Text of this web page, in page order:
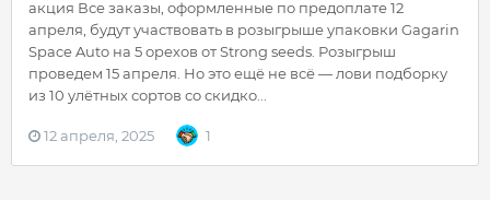
акция Все заказы, оформленные по предоплате 12
апреля, будут участвовать в розыгрыше упаковки Gagarin
Space Auto на 5 орехов от Strong seeds. Розыгрыш
проведем 15 апреля. Но это ещё не всё — лови подборку
из 10 улётных сортов со скидко...
12 апреля, 2025 1